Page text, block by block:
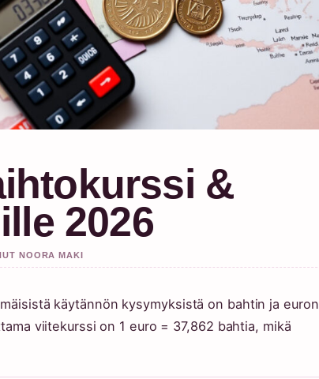
&
2026
NOORA MAKI
käytännön kysymyksistä on bahtin ja euron
viitekurssi on 1 euro = 37,862 bahtia, mikä